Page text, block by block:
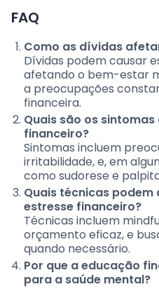
FAQ
Como as dívidas
Dívidas podem causar
afetando o bem-estar
a preocupações
financeira.
Quais são os
financeiro?
Sintomas incluem
irritabilidade, e, em
como sudorese e
Quais técnicas
estresse financeiro?
Técnicas incluem
orçamento eficaz, e
quando necessário.
Por que a educação
para a saúde mental?